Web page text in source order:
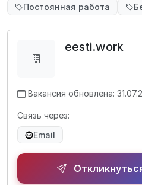
Постоянная работа
eesti.work
Вакансия обновлена:
Связь через:
Email